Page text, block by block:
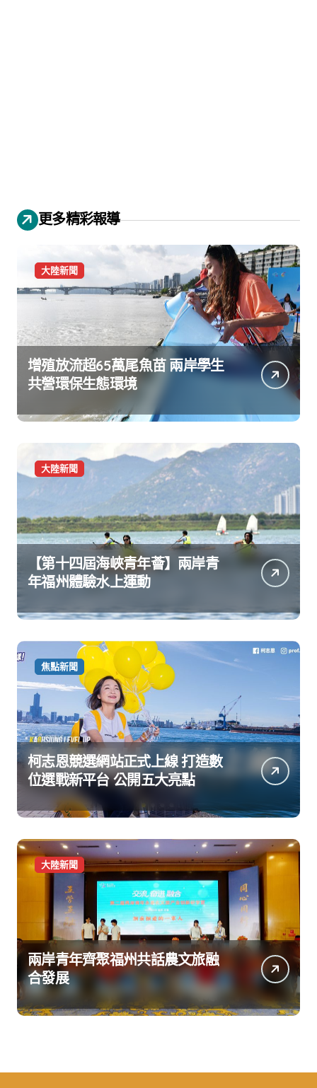
更多精彩報導
大陸新聞
增殖放流超65萬尾魚苗 兩岸學生
共營環保生態環境
大陸新聞
【第十四屆海峽青年薈】兩岸青
年福州體驗水上運動
焦點新聞
柯志恩競選網站正式上線 打造數
位選戰新平台 公開五大亮點
大陸新聞
兩岸青年齊聚福州共話農文旅融
合發展